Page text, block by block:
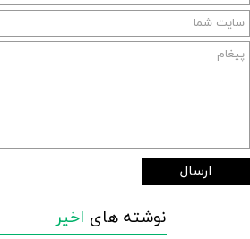
ارسال
نوشته های اخیر